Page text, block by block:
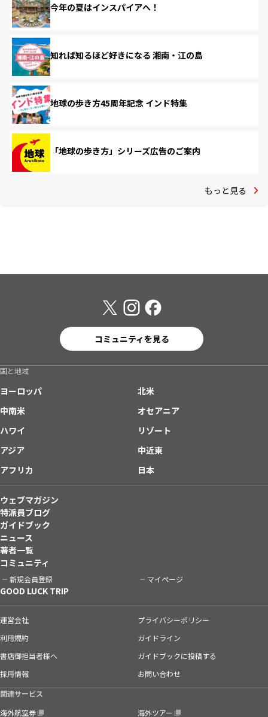
今年の夏はインスパイアへ！
知れば知るほど好きになる 湘南・江の島
地球の歩き方45周年記念 インド特集
「地球の歩き方」シリーズ広告のご案内
もっと見る
コミュニティを見る
国と地域
ヨーロッパ
北米
中南米
オセアニア
ハワイ
リゾート
アジア
中近東
アフリカ
日本
ウェブマガジン
特派員ブログ
ガイドブック
ニュース
著者一覧
コミュニティ
新規会員登録 マイページ
GOOD LUCK TRIP
運営会社
プライバシーポリシー
利用規約
ガイドライン
書店御担当者様へ
ガイドブックに投稿する
採用情報
お問い合わせ
関連サービス
海外航空券
海外ツアー